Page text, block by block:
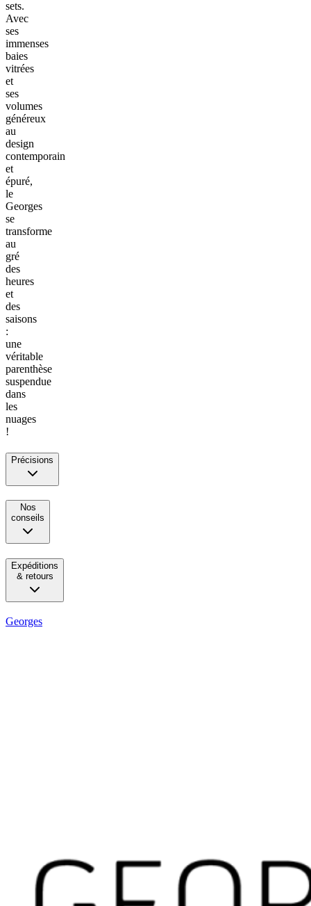
sets.
Avec
ses
immenses
baies
vitrées
et
ses
volumes
généreux
au
design
contemporain
et
épuré,
le
Georges
se
transforme
au
gré
des
heures
et
des
saisons
:
une
véritable
parenthèse
suspendue
dans
les
nuages
!
Précisions
Nos
conseils
Expéditions
& retours
Georges